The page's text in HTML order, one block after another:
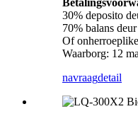
30% deposito
70% balans
Of
Waarborg: 12
navraagdetail